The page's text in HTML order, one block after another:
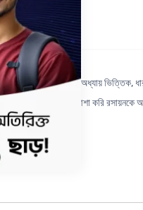
গুলোর বিক্রিয়াগুলোকে অধ্যায় ভিত্তিক,
সংকেত দেওয়া হয়েছে। আশা করি